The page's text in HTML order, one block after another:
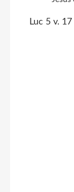
Luc 5 v.